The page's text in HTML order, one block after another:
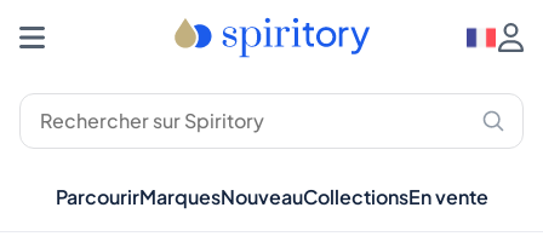
ParcourirMarquesNouveauCollectionsEn vente